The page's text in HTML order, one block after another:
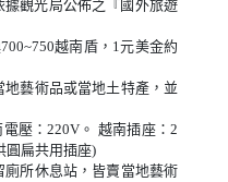
觀光局公佈之『國外旅遊
越南盾，1元美金約
藝術品或當地土特產，並
壓：220V。 越南插座：2
圓扁共用插座)
所休息站，皆賣當地藝術